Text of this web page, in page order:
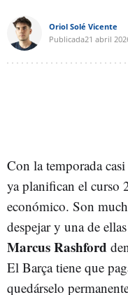
Oriol Solé Vicente
Publicada21 abril
Con la temporada
ya planifican el curso
económico. Son
despejar y una de
Marcus Rashford
El Barça tiene que
quedárselo